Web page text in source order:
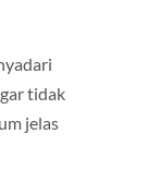
tidak
jelas